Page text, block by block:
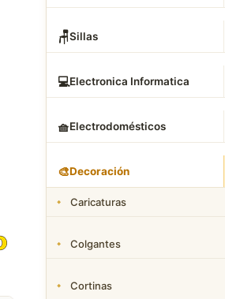
🪑Sillas
💻Electronica Informatica
🧺Electrodomésticos
🎨Decoración
Caricaturas
Colgantes
Cortinas